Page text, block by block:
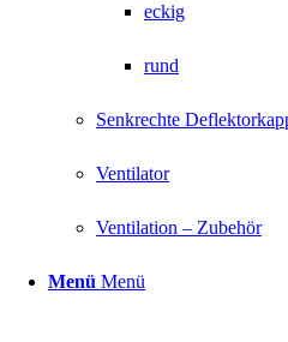
eckig
rund
Senkrechte
Ventilator
Ventilation – Zubehör
Menü Menü